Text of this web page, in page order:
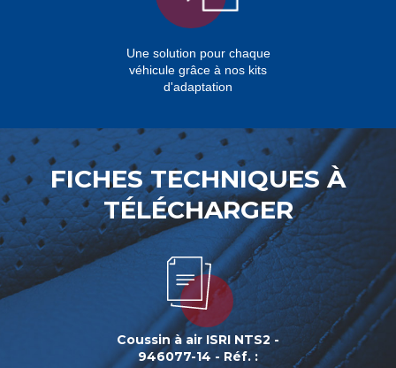
Une solution pour chaque
véhicule grâce à nos kits
d'adaptation
FICHES TECHNIQUES À
TÉLÉCHARGER
Coussin à air ISRI NTS2 -
946077-14 - Réf. :